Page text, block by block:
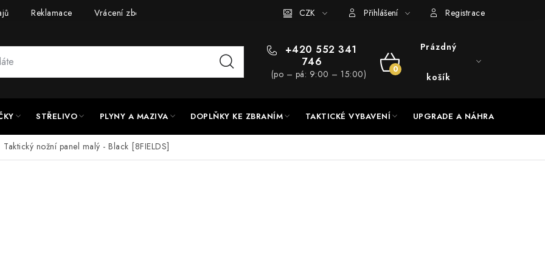
Reklamace Vrácení zboží UPGRADE a servis Hodnocení obchodu
CZK Přihlášení Registrace
+420 552 341
746
(po – pá: 9:00 – 15:00)
NÁKUPNÍ
Prázdný
košík
STŘELIVO PLYNY A MAZIVA DOPLŇKY KE ZBRANÍM TAKTICKÉ VYBAVENÍ UPGRADE A NÁHRADNÍ DÍLY
Taktický nožní panel malý - Black [8FIELDS]